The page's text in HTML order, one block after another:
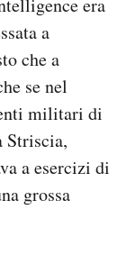
era
a
che a
se nel
militari di
Striscia,
a esercizi di
grossa